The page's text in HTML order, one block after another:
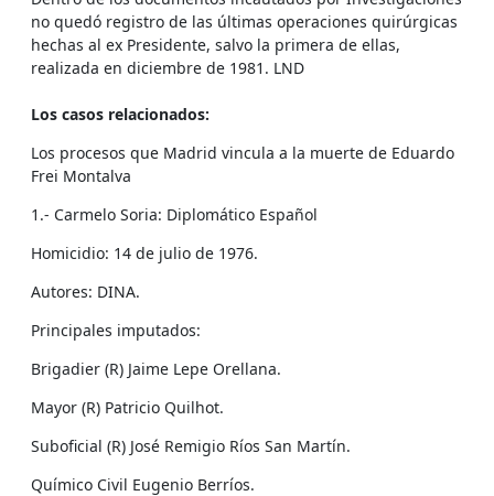
no quedó registro de las últimas operaciones quirúrgicas
hechas al ex Presidente, salvo la primera de ellas,
realizada en diciembre de 1981. LND
Los casos relacionados:
Los procesos que Madrid vincula a la muerte de Eduardo
Frei Montalva
1.- Carmelo Soria: Diplomático Español
Homicidio: 14 de julio de 1976.
Autores: DINA.
Principales imputados:
Brigadier (R) Jaime Lepe Orellana.
Mayor (R) Patricio Quilhot.
Suboficial (R) José Remigio Ríos San Martín.
Químico Civil Eugenio Berríos.